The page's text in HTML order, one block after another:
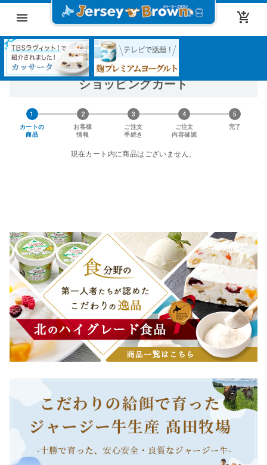
add_shopping_cart
menu
ショッピングカート
1
カートの
商品
2
お客様
情報
3
ご注文
手続き
4
ご注文
内容確認
5
完了
現在カート内に商品はございません。